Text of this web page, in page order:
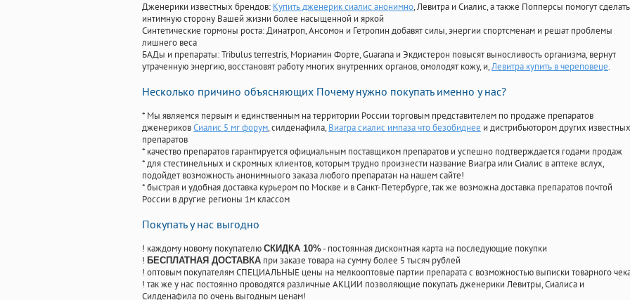
Дженерики известных брендов: Купить дженерик сиалис анонимно, Левитра и Сиалис, а также Попперсы помогут сделать
интимную сторону Вашей жизни более насыщенной и яркой
Синтетические гормоны роста: Динатроп, Ансомон и Гетропин добавят силы, энергии спортсменам и решат проблемы
лишнего веса
БАДы и препараты:Tribulus terrestris, Мориамин Форте, Guarana и Экдистерон повысят выносливость организма, вернут
утраченную энергию, восстановят работу многих внутренних органов, омолодят кожу, и,Левитра купить в череповеце.
Несколько причино объясняющих Почему нужно покупать именно у нас?
* Мы являемся первым и единственным на территории России торговым представителем по продаже препаратов
дженериковСиалис 5 мг форум, силденафила, Виагра сиалис импаза что безобиднее и дистрибьютором других известных
препаратов
* качество препаратов гарантируется официальным поставщиком препаратов и успешно подтверждается годами продаж
* для стестинельных и скромных клиентов, которым трудно произнести название Виагра или Сиалис в аптеке вслух,
подойдет возможность анонимныого заказа любого препаратан на нашем сайте!
* быстрая и удобная доставка курьером по Москве и в Санкт-Петербурге, так же возможна доставка препаратов почтой
России в другие регионы 1м классом
Покупать у нас выгодно
! каждому новому покупателю СКИДКА 10%- постоянная дисконтная карта на последующие покупки
! БЕСПЛАТНАЯ ДОСТАВКА при заказе товара на сумму более 5 тысяч рублей
! оптовым покупателям СПЕЦИАЛЬНЫЕ цены на мелкооптовые партии препарата с возможностью выписки товарного
! так же у нас постоянно проводятся различные АКЦИИ позволяющие покупать дженерики Левитры, Сиалиса и
Силденафила по очень выгодным ценам!